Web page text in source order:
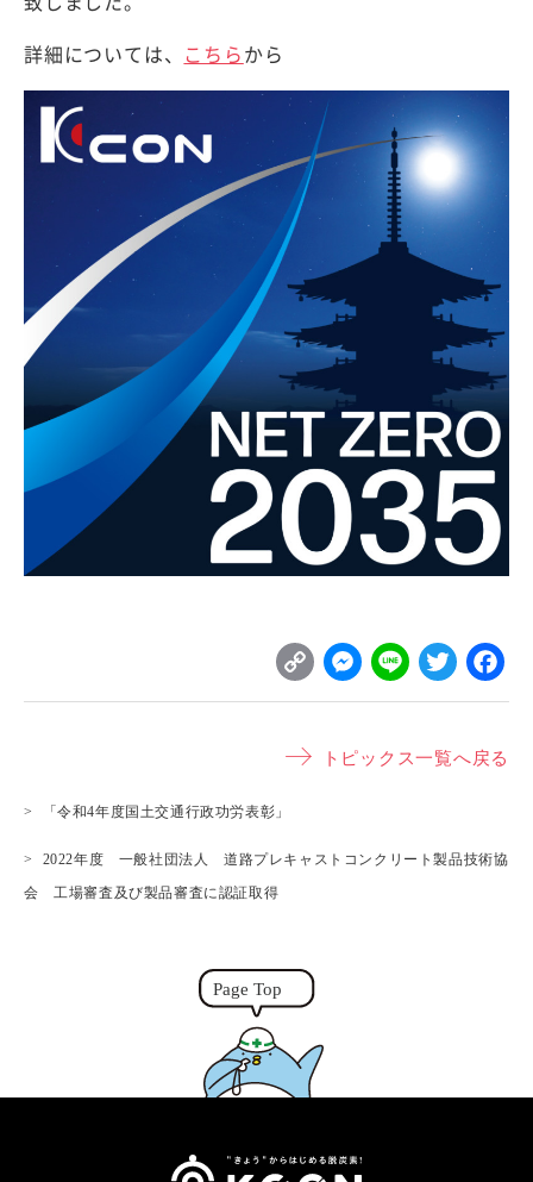
詳細については、 こちら から
C
o
y
i
M
e
s
n
L
i
e
T
w
t
r
トピックス一覧へ戻る
「令和4年度国土交通行政功労表彰」
2022年度 一般社団法人 道路プレキャストコンクリート製品技術協
会 工場審査及び製品審査に認証取得